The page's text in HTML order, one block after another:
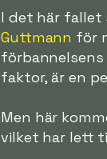
I det här fallet
Guttmann för
faktor, är en
Men här
vilket har lett